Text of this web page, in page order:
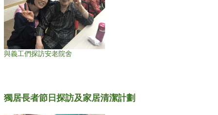
與義工們探訪安老院舍
獨居長者節日探訪及家居清潔計劃